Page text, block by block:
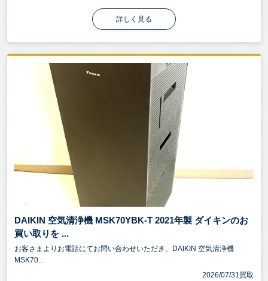
詳しく見る
DAIKIN 空気清浄機 MSK70YBK-T 2021年製 ダイキンのお
買い取りを ...
お客さまよりお電話にてお問い合わせいただき、DAIKIN 空気清浄機
MSK70...
2026/07/31買取